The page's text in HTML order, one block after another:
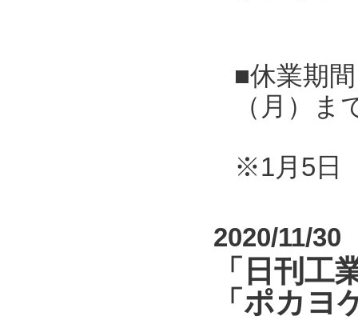
■休業期
（月）ま
※1月5日
2020/11/30
「日刊工
「ポカヨ